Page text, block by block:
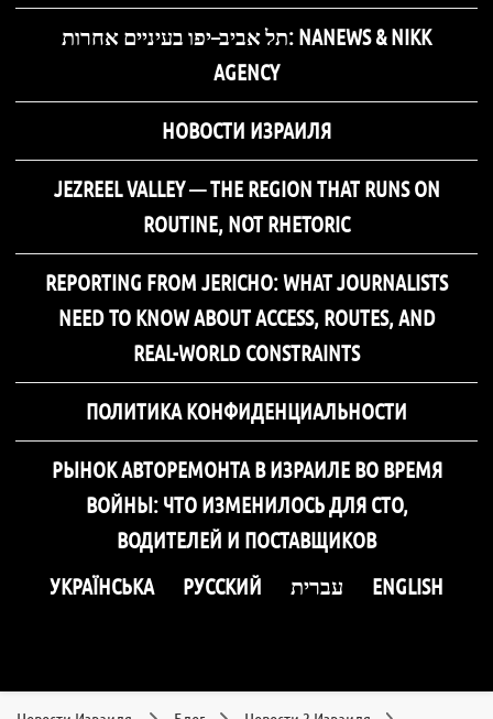
תל אביב–יפו בעיניים אחרות: NANEWS & NIKK
AGENCY
НОВОСТИ ИЗРАИЛЯ
JEZREEL VALLEY — THE REGION THAT RUNS ON
ROUTINE, NOT RHETORIC
REPORTING FROM JERICHO: WHAT JOURNALISTS
NEED TO KNOW ABOUT ACCESS, ROUTES, AND
REAL-WORLD CONSTRAINTS
ПОЛИТИКА КОНФИДЕНЦИАЛЬНОСТИ
РЫНОК АВТОРЕМОНТА В ИЗРАИЛЕ ВО ВРЕМЯ
ВОЙНЫ: ЧТО ИЗМЕНИЛОСЬ ДЛЯ СТО,
ВОДИТЕЛЕЙ И ПОСТАВЩИКОВ
УКРАЇНСЬКА
РУССКИЙ עברית ENGLISH